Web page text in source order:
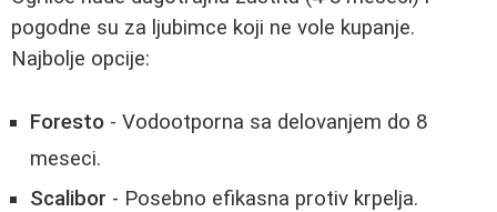
pogodne su za ljubimce koji ne vole kupanje.
Najbolje opcije:
Foresto - Vodootporna sa delovanjem do 8
meseci.
Scalibor - Posebno efikasna protiv krpelja.